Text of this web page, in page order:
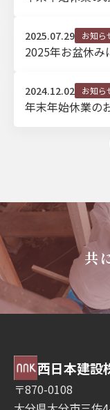
2025.07.29 お知ら
2025年お盆休み
2024.12.02 お知ら
年末年始休業の
共
西日本建設
〒870-0108